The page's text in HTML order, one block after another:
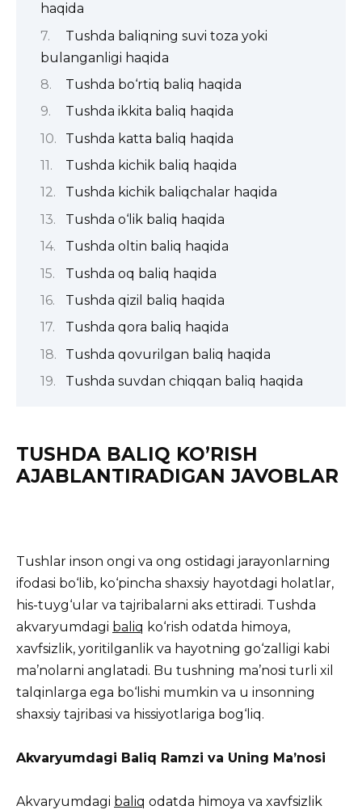
haqida
Tushda baliqning suvi toza yoki
bulanganligi haqida
Tushda bo‘rtiq baliq haqida
Tushda ikkita baliq haqida
Tushda katta baliq haqida
Tushda kichik baliq haqida
Tushda kichik baliqchalar haqida
Tushda o‘lik baliq haqida
Tushda oltin baliq haqida
Tushda oq baliq haqida
Tushda qizil baliq haqida
Tushda qora baliq haqida
Tushda qovurilgan baliq haqida
Tushda suvdan chiqqan baliq haqida
TUSHDA BALIQ KO’RISH
AJABLANTIRADIGAN JAVOBLAR
Tushlar inson ongi va ong ostidagi jarayonlarning
ifodasi bo‘lib, ko‘pincha shaxsiy hayotdagi holatlar,
his-tuyg‘ular va tajribalarni aks ettiradi. Tushda
akvaryumdagi baliq ko‘rish odatda himoya,
xavfsizlik, yoritilganlik va hayotning go‘zalligi kabi
ma’nolarni anglatadi. Bu tushning ma’nosi turli xil
talqinlarga ega bo‘lishi mumkin va u insonning
shaxsiy tajribasi va hissiyotlariga bog‘liq.
Akvaryumdagi Baliq Ramzi va Uning Ma’nosi
Akvaryumdagi baliq odatda himoya va xavfsizlik